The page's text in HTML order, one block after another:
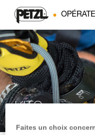
KITS
Faites un choix